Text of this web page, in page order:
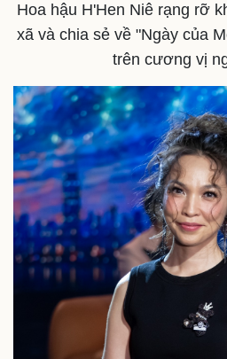
Pháp luật
Vụ án
Tin nóng
Tư vấn luật
Hoa hậu H'Hen Niê rạng rỡ
xã và chia sẻ về "Ngày của
trên cương vị